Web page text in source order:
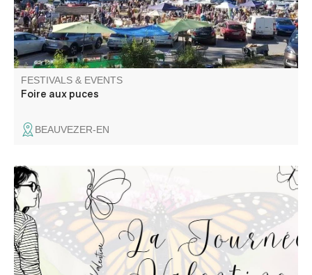
FESTIVALS & EVENTS
Foire aux puces
BEAUVEZER-EN
La Journée Valentine est une journée festive et solidaire
pour les enfants papillon ! Venez nombreux pour une
journée dédiée à Valentine, petite puce atteinte
d’épidermolyse bulleuse.